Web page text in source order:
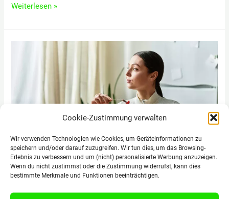
Cookie-Zustimmung verwalten
Wir verwenden Technologien wie Cookies, um Geräteinformationen zu
speichern und/oder darauf zuzugreifen. Wir tun dies, um das Browsing-
Erlebnis zu verbessern und um (nicht) personalisierte Werbung anzuzeigen.
Wenn du nicht zustimmst oder die Zustimmung widerrufst, kann dies
bestimmte Merkmale und Funktionen beeinträchtigen.
Kindliche
Meilensteine
Weiterlesen »